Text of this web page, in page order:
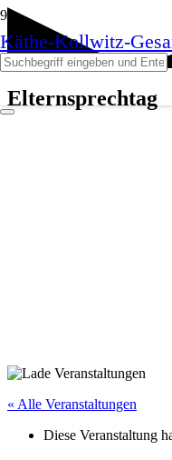
Käthe-Kollwitz-
Elternsprechtag
« Alle Veranstaltungen
Diese Veranstaltung